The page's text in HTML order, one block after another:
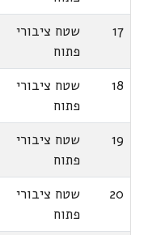
17
שטח ציבורי
פתוח
18
שטח ציבורי
פתוח
19
שטח ציבורי
פתוח
20
שטח ציבורי
פתוח